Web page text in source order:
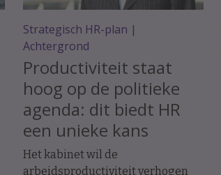
Strategisch HR-plan |
Achtergrond
Productiviteit staat
hoog op de politieke
agenda: dit biedt HR
een unieke kans
Het kabinet wil de
arbeidsproductiviteit verhogen